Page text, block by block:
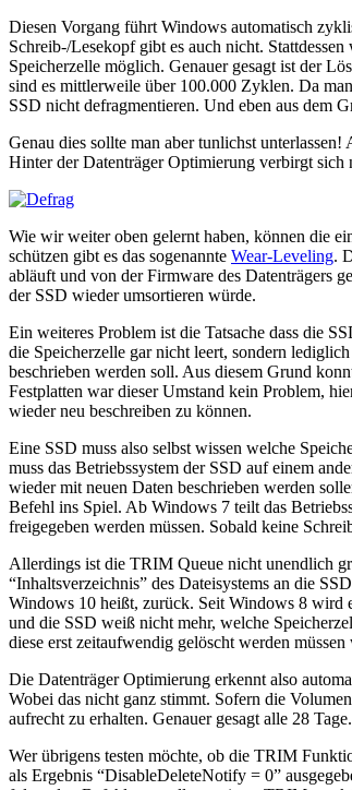
Diesen Vorgang führt Windows automatisch
Schreib-/Lesekopf gibt es auch nicht.
Speicherzelle möglich. Genauer gesagt ist der
sind es mittlerweile über 100.000 Zyklen. Da
SSD nicht defragmentieren. Und eben aus dem
Genau dies sollte man aber tunlichst
Hinter der Datenträger Optimierung verbirgt
Wie wir weiter oben gelernt haben, können die
schützen gibt es das sogenannte Wear-Leveling.
abläuft und von der Firmware des Datenträgers
der SSD wieder umsortieren würde.
Ein weiteres Problem ist die Tatsache dass die
die Speicherzelle gar nicht leert, sondern
beschrieben werden soll. Aus diesem Grund
Festplatten war dieser Umstand kein Problem,
wieder neu beschreiben zu können.
Eine SSD muss also selbst wissen welche
muss das Betriebssystem der SSD auf einem
wieder mit neuen Daten beschrieben werden
Befehl ins Spiel. Ab Windows 7 teilt das
freigegeben werden müssen. Sobald keine
Allerdings ist die TRIM Queue nicht unendlich
“Inhaltsverzeichnis” des Dateisystems an die
Windows 10 heißt, zurück. Seit Windows 8 wird
und die SSD weiß nicht mehr, welche
diese erst zeitaufwendig gelöscht werden
Die Datenträger Optimierung erkennt also
Wobei das nicht ganz stimmt. Sofern die
aufrecht zu erhalten. Genauer gesagt alle 28
Wer übrigens testen möchte, ob die TRIM
als Ergebnis “DisableDeleteNotify = 0”